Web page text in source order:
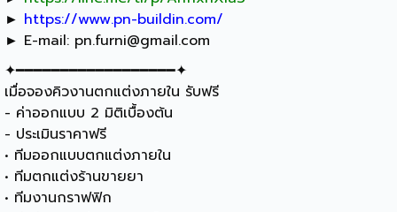
► https://www.pn-buildin.com/
► E-mail: pn.furni@gmail.com
✦━━━━━━━━━━━━━━━━━━✦
เมื่อจองคิวงานตกแต่งภายใน รับฟรี
- ค่าออกแบบ 2 มิติเบื้องต้น
- ประเมินราคาฟรี
• ทีมออกแบบตกแต่งภายใน
• ทีมตกแต่งร้านขายยา
• ทีมงานกราฟฟิก